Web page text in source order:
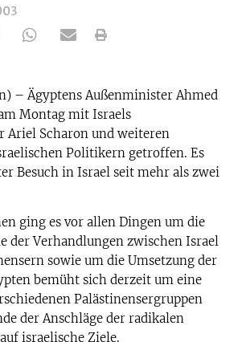
– Ägyptens Außenminister Ahmed
Montag mit Israels
Ariel Scharon und weiteren
Politikern getroffen. Es
Besuch in Israel seit mehr als zwei
ging es vor allen Dingen um die
der Verhandlungen zwischen Israel
sowie um die Umsetzung der
bemüht sich derzeit um eine
Palästinensergruppen
der Anschläge der radikalen
israelische Ziele.